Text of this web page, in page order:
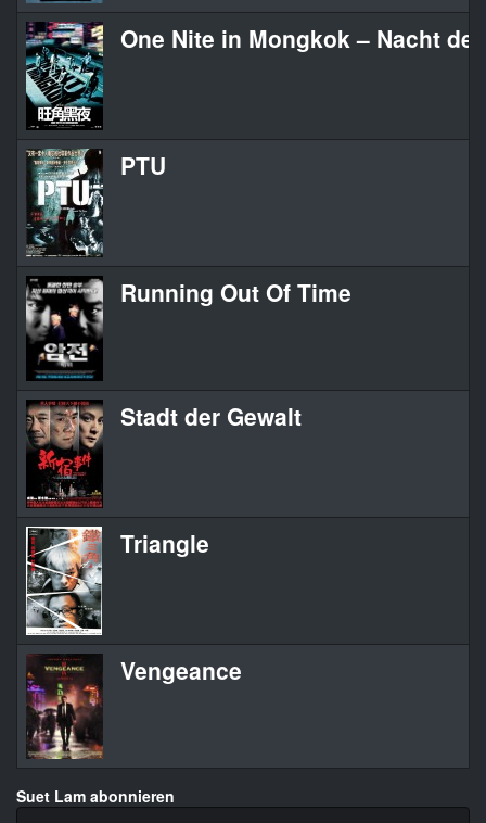
One Nite in Mongkok – Nacht
PTU
Running Out Of Time
Stadt der Gewalt
Triangle
Vengeance
Suet Lam abonnieren